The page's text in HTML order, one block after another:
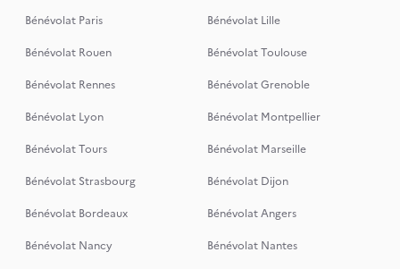
Bénévolat Paris
Bénévolat Lille
Bénévolat Rouen
Bénévolat Toulouse
Bénévolat Rennes
Bénévolat Grenoble
Bénévolat Lyon
Bénévolat Montpellier
Bénévolat Tours
Bénévolat Marseille
Bénévolat Strasbourg
Bénévolat Dijon
Bénévolat Bordeaux
Bénévolat Angers
Bénévolat Nancy
Bénévolat Nantes